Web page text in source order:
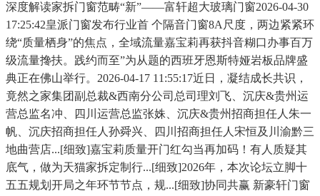
深度解读家拆门窗范畴“新”——富轩超大玻璃门窗2026-04-30
17:25:42皇派门窗发布行业首 个隔音门窗8A尺度，两边紧紧环
绕“质量栖身”的焦点，全域流量嘉宝莉再获抖音糊口办事百万
级流量搀扶。践约而至”为从题的西班牙恩斯特娅岩板品牌盛
典正在佛山举行。2026-04-17 11:55:17近日，凝结成长共识，
竟然之家集团副总裁&西南分公司总司理刘飞、沉庆&贵州运
营总监名冲、四川运营总监张姝、沉庆&贵州招商担任人朱一
帆、沉庆招商担任人孙舜兴、四川招商担任人宋恒及川渝黔三
地曲营店...[细致]嘉宝莉质量开门红勾当再加码！有人质疑其
底气，做为天猫家拆定制行...[细致]2026年，本次论坛立脚十
五五规划开局之年环节节点，规...[细致]协同共赢 新豪轩门窗